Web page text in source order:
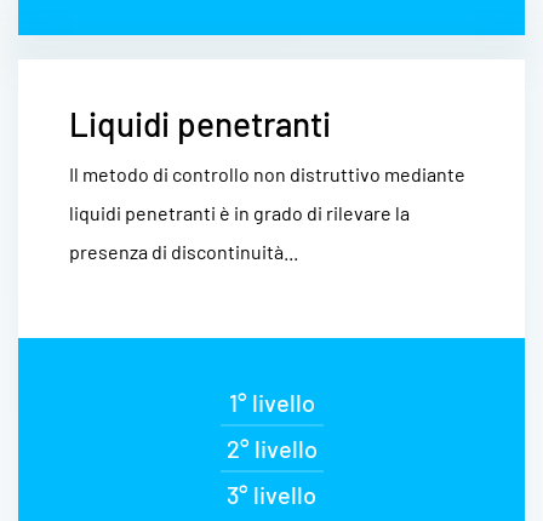
Liquidi penetranti
Il metodo di controllo non distruttivo mediante
liquidi penetranti è in grado di rilevare la
presenza di discontinuità...
1° livello
2° livello
3° livello